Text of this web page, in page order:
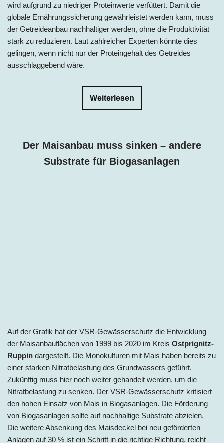
wird aufgrund zu niedriger Proteinwerte verfüttert. Damit die
globale Ernährungssicherung gewährleistet werden kann, muss
der Getreideanbau nachhaltiger werden, ohne die Produktivität
stark zu reduzieren. Laut zahlreicher Experten könnte dies
gelingen, wenn nicht nur der Proteingehalt des Getreides
ausschlaggebend wäre.
Weiterlesen
Der Maisanbau muss sinken – andere
Substrate für Biogasanlagen
Auf der Grafik hat der VSR-Gewässerschutz die Entwicklung
der Maisanbauflächen von 1999 bis 2020 im Kreis Ostprignitz-
Ruppin dargestellt. Die Monokulturen mit Mais haben bereits zu
einer starken Nitratbelastung des Grundwassers geführt.
Zukünftig muss hier noch weiter gehandelt werden, um die
Nitratbelastung zu senken. Der VSR-Gewässerschutz kritisiert
den hohen Einsatz von Mais in Biogasanlagen. Die Förderung
von Biogasanlagen sollte auf nachhaltige Substrate abzielen.
Die weitere Absenkung des Maisdeckel bei neu geförderten
Anlagen auf 30 % ist ein Schritt in die richtige Richtung, reicht